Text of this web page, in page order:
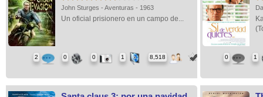
John Sturges - Aventuras - 1963
Un oficial prisionero en un campo de...
2 0 0 1 8,518 0 1